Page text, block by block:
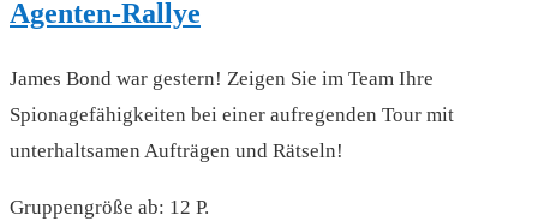
Agenten-Rallye
James Bond war gestern! Zeigen Sie im Team Ihre
Spionagefähigkeiten bei einer aufregenden Tour mit
unterhaltsamen Aufträgen und Rätseln!
Gruppengröße ab: 12 P.